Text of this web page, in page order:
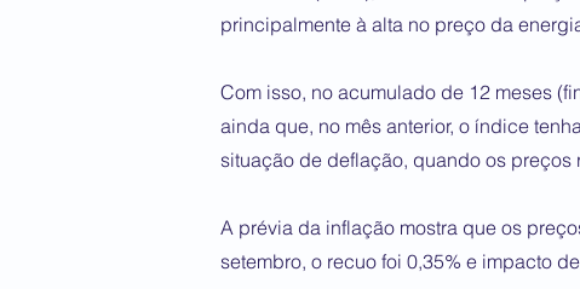
principalmente à alta no preço da
Com isso, no acumulado de 12 meses
ainda que, no mês anterior, o índice
situação de deflação, quando os preços
A prévia da inflação mostra que os
setembro, o recuo foi 0,35% e impacto